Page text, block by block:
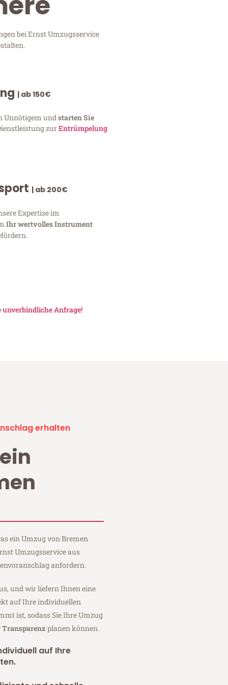
bei Ernst Umzugsservice
| ab 150€
Unnötigem und starten Sie
zurEntrümpelung
| ab 200€
Expertise im
Ihr wertvolles Instrument
unverbindliche Anfrage!
erhalten
ein Umzug von Bremen
Umzugsservice aus
anfordern.
und wir liefern Ihnen eine
auf Ihre individuellen
ist, sodass Sie Ihre Umzug
Transparenz planen können.
auf Ihre